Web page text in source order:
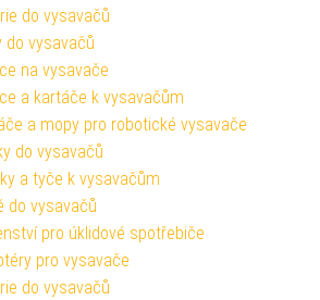
do vysavačů
do vysavačů
na vysavače
a kartáče k vysavačům
a mopy pro robotické vysavače
do vysavačů
a tyče k vysavačům
do vysavačů
pro úklidové spotřebiče
pro vysavače
do vysavačů